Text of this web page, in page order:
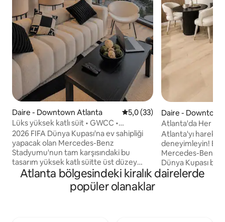
Daire - Downtown Atlanta 5 üzerinden ortalama 5,0
5,0 (33)
Lüks yüksek katlı süit • GWCC •
Mercedes Benz Stadyumu
2026 FIFA Dünya Kupası'na ev sahipliği
yapacak olan Mercedes-Benz
Stadyumu'nun tam karşısındaki bu
tasarım yüksek katlı süitte üst düzey
lüksü deneyimleyin. Yerden tavana
pencerelerin, ufuk çizgisi manzaralı
balkonun, özenle tasarlanmış iç
Daire -
Atlanta'da Her
Atlanta'yı
deneyimleyin! Bu modern lüks dairede,
Mercedes-Benz
Dünya Kupası
manzaralarını
Atlanta bölgesindeki kiralık dairelerde
popüler olanaklar